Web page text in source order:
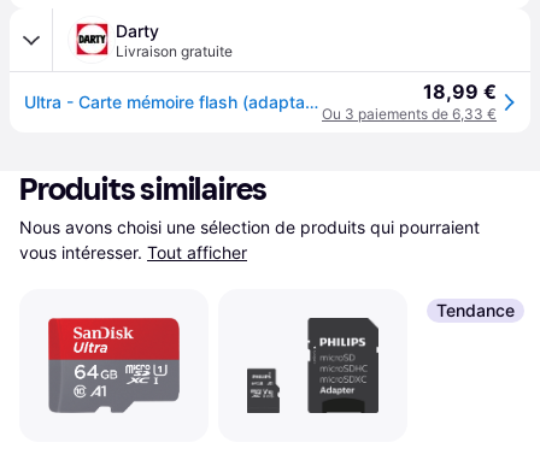
Darty
Livraison gratuite
Ultra - Carte mémoire flash (adaptateur microSDXC vers SD inclus(e)) - 64 Go - A1 / UHS-I U1 / Class10 - microSDXC UHS-I 18,99 €
Ou 3 paiements de 6,33 €
Produits similaires
Nous avons choisi une sélection de produits qui pourraient
vous intéresser. Tout afficher
Tendance